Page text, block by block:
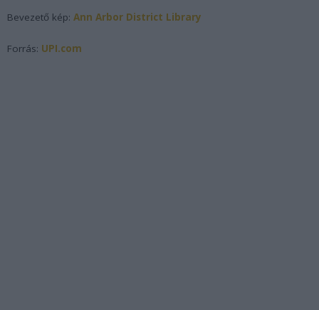
Bevezető kép: Ann Arbor District Library
Forrás: UPI.com